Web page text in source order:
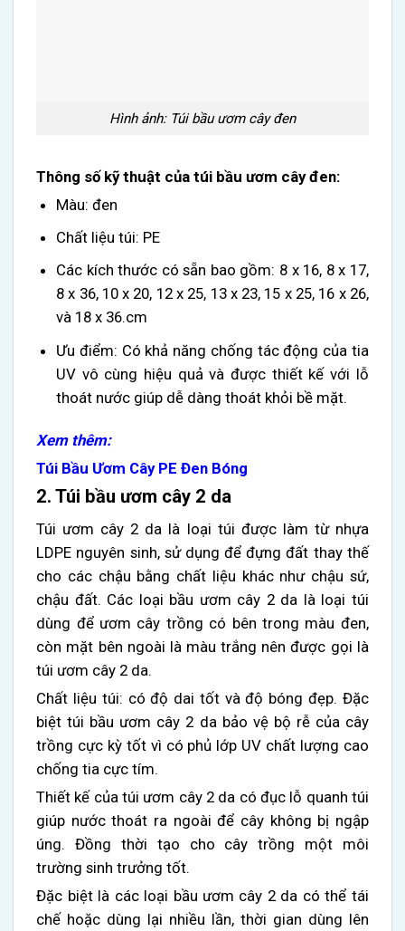
Hình ảnh: Túi bầu ươm cây đen
Thông số kỹ thuật của túi bầu ươm cây đen:
Màu: đen
Chất liệu túi: PE
Các kích thước có sẵn bao gồm: 8 x 16, 8 x 17,
8 x 36, 10 x 20, 12 x 25, 13 x 23, 15 x 25, 16 x 26,
và 18 x 36.cm
Ưu điểm: Có khả năng chống tác động của tia
UV vô cùng hiệu quả và được thiết kế với lỗ
thoát nước giúp dễ dàng thoát khỏi bề mặt.
Xem thêm:
Túi Bầu Ươm Cây PE Đen Bóng
2. Túi bầu ươm cây 2 da
Túi ươm cây 2 da là loại túi được làm từ nhựa
LDPE nguyên sinh, sử dụng để đựng đất thay thế
cho các chậu bằng chất liệu khác như chậu sứ,
chậu đất. Các loại bầu ươm cây 2 da là loại túi
dùng để ươm cây trồng có bên trong màu đen,
còn mặt bên ngoài là màu trắng nên được gọi là
túi ươm cây 2 da.
Chất liệu túi: có độ dai tốt và độ bóng đẹp. Đặc
biệt túi bầu ươm cây 2 da bảo vệ bộ rễ của cây
trồng cực kỳ tốt vì có phủ lớp UV chất lượng cao
chống tia cực tím.
Thiết kế của túi ươm cây 2 da có đục lỗ quanh túi
giúp nước thoát ra ngoài để cây không bị ngập
úng. Đồng thời tạo cho cây trồng một môi
trường sinh trưởng tốt.
Đặc biệt là các loại bầu ươm cây 2 da có thể tái
chế hoặc dùng lại nhiều lần, thời gian dùng lên